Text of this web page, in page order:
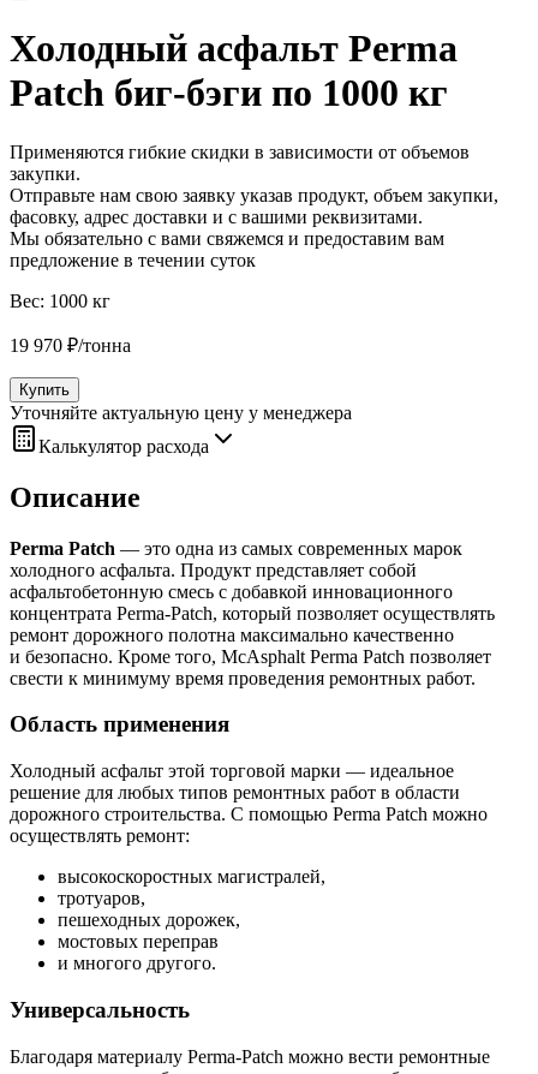
Холодный асфальт Perma
Patch биг-бэги по 1000 кг
Применяются гибкие скидки в зависимости от объемов
закупки.
Отправьте нам свою заявку указав продукт, объем закупки,
фасовку, адрес доставки и с вашими реквизитами.
Мы обязательно с вами свяжемся и предоставим вам
предложение в течении суток
Вес: 1000 кг
19 970 ₽/тонна
Купить
Уточняйте актуальную цену у менеджера
Калькулятор расхода
Описание
Perma Patch — это одна из самых современных марок
холодного асфальта. Продукт представляет собой
асфальтобетонную смесь с добавкой инновационного
концентрата Perma‑Patch, который позволяет осуществлять
ремонт дорожного полотна максимально качественно
и безопасно. Кроме того, McAsphalt Perma Patch позволяет
свести к минимуму время проведения ремонтных работ.
Область применения
Холодный асфальт этой торговой марки — идеальное
решение для любых типов ремонтных работ в области
дорожного строительства. С помощью Perma Patch можно
осуществлять ремонт:
высокоскоростных магистралей,
тротуаров,
пешеходных дорожек,
мостовых переправ
и многого другого.
Универсальность
Благодаря материалу Perma‑Patch можно вести ремонтные